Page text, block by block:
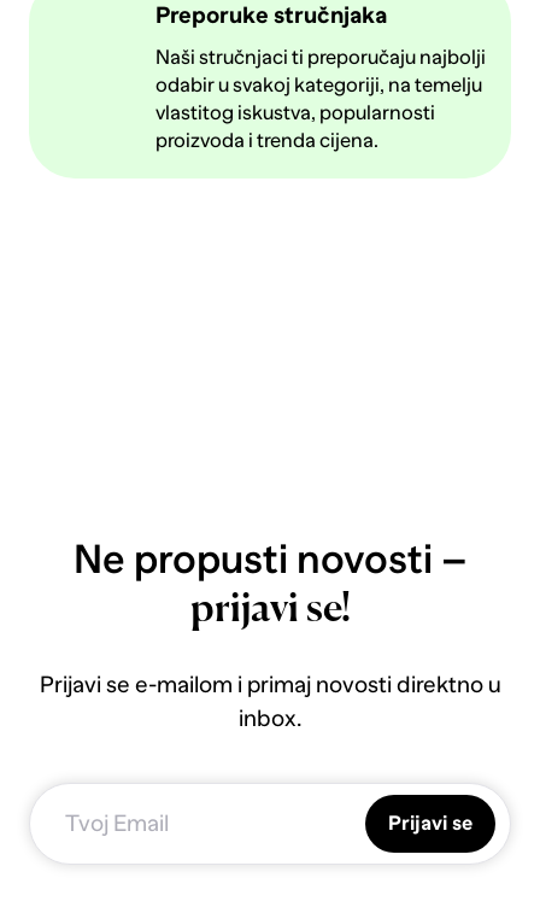
Preporuke stručnjaka
Naši stručnjaci ti preporučaju najbolji
odabir u svakoj kategoriji, na temelju
vlastitog iskustva, popularnosti
proizvoda i trenda cijena.
Ne propusti novosti –
prijavi se!
Prijavi se e-mailom i primaj novosti direktno u
inbox.
Prijavi se